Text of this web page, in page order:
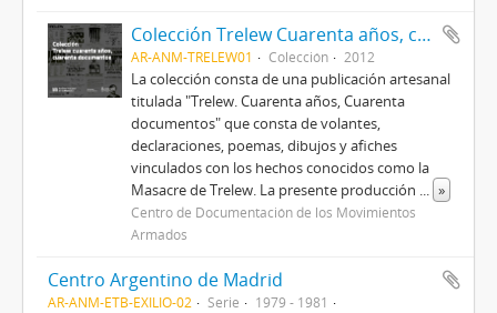
Colección Trelew Cuarenta años, cuarenta documentos
AR-ANM-TRELEW01 Colección 2012
La colección consta de una publicación artesanal
titulada "Trelew. Cuarenta años, Cuarenta
documentos" que consta de volantes,
declaraciones, poemas, dibujos y afiches
vinculados con los hechos conocidos como la
Masacre de Trelew. La presente producción ... »
Centro de Documentación de los Movimientos
Armados
Centro Argentino de Madrid
AR-ANM-ETB-EXILIO-02 Serie
1979 - 1981